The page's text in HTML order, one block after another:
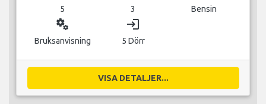
5 3 Bensin
miscellaneous_services
Bruksanvisning
login
5 Dörr
VISA DETALJER...